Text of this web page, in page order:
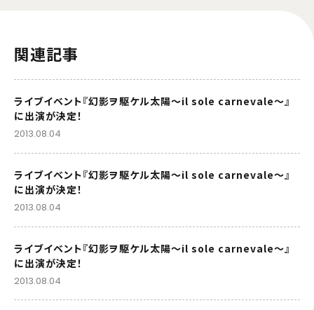
関連記事
ライブイベント『幻影ヲ駆ケル太陽～il sole carnevale～』
に出演が決定！
2013.08.04
ライブイベント『幻影ヲ駆ケル太陽～il sole carnevale～』
に出演が決定！
2013.08.04
ライブイベント『幻影ヲ駆ケル太陽～il sole carnevale～』
に出演が決定！
2013.08.04